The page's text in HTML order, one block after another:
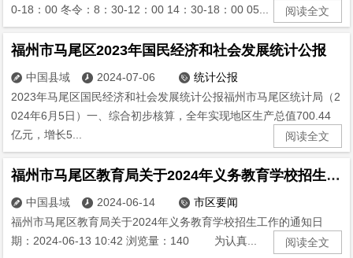
0-18：00 冬令：8：30-12：00 14：30-18：00 05...
阅读全文
福州市马尾区2023年国民经济和社会发展统计公报
 中国县域  2024-07-06  统计公报
2023年马尾区国民经济和社会发展统计公报福州市马尾区统计局（2
024年6月5日）一、综合初步核算，全年实现地区生产总值700.44
亿元，增长5...
阅读全文
福州市马尾区教育局关于2024年义务教育学校招生工作的通知
 中国县域  2024-06-14  市区要闻
福州市马尾区教育局关于2024年义务教育学校招生工作的通知日
期：2024-06-13 10:42 浏览量：140 为认真...
阅读全文